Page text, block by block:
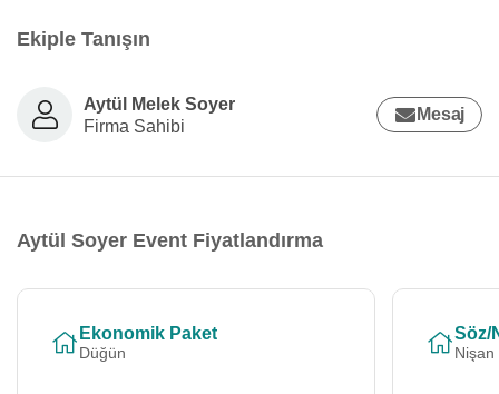
Ekiple Tanışın
Aytül Melek Soyer
Firma Sahibi
Mesaj
Aytül Soyer Event Fiyatlandırma
Ekonomik Paket
Düğün
Söz/
Nişan